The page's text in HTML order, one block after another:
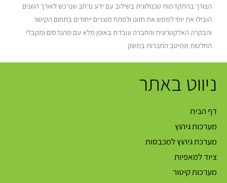
הצורך בהתקדמות טכנולוגית בשילוב עם ידע נרחב שנרכש לאורך השנים
הובילו את יוסי לממש את חזונו ולפתח מוצרים ייחודים בתחום הקיטור
והבקרה האלקטרונית והחברה עובדת באופן מלא עם מהנדסים ומקבלי
החלטות ממיטב החברות במשק .
ניווט באתר
דף הבית
מערכות גיהוץ
מערכת גיהוץ למכבסות
ציוד למאפיות
מערכות קיטור